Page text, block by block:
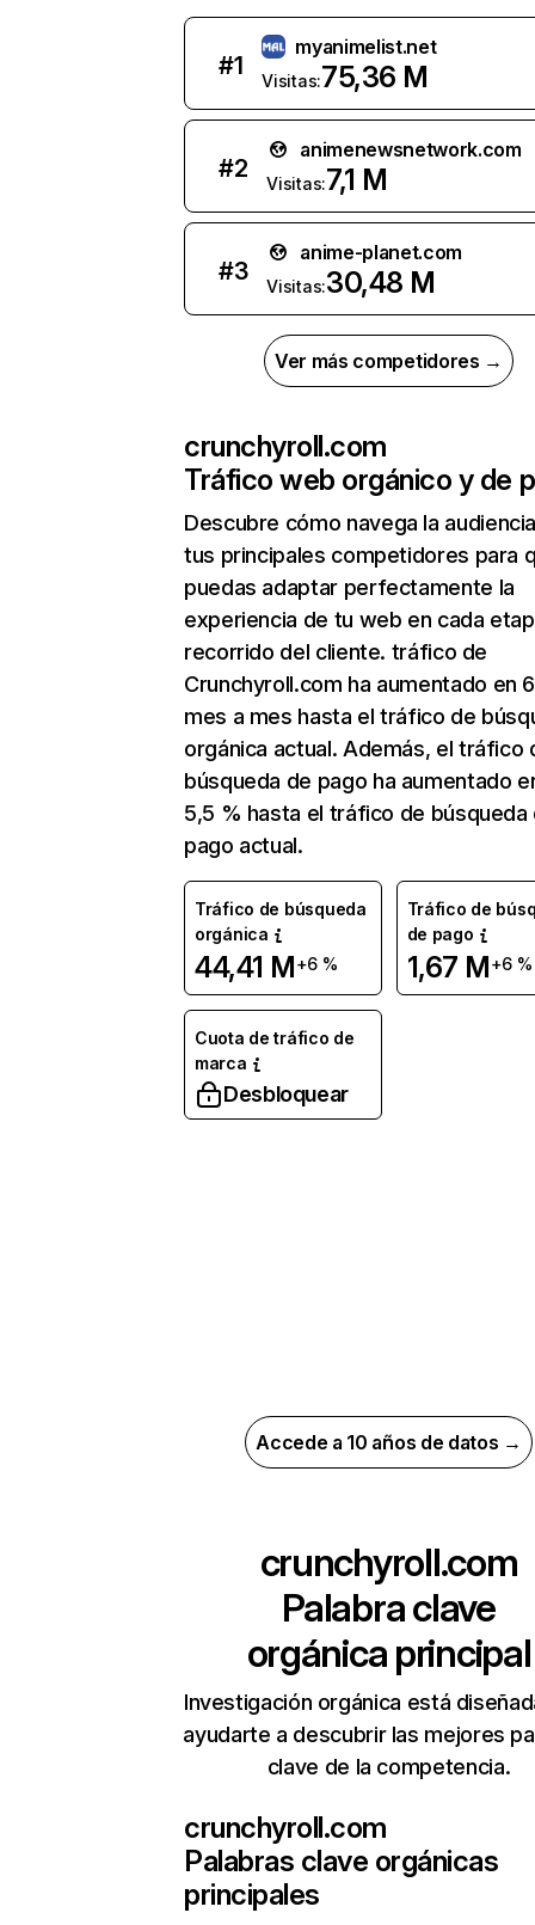
#1
myanimelist.net
Visitas:75,36 M
#2
animenewsnetwork.com
Visitas:7,1 M
#3
anime-planet.com
Visitas:30,48 M
Ver más competidores →
crunchyroll.com
Tráfico web orgánico y de
Descubre cómo navega la
tus principales competidores para
puedas adaptar perfectamente la
experiencia de tu web en cada
recorrido del cliente. tráfico de
Crunchyroll.com ha aumentado en
mes a mes hasta el tráfico de
orgánica actual. Además, el tráfico
búsqueda de pago ha aumentado
5,5 % hasta el tráfico de búsqueda
pago actual.
Tráfico de búsqueda
orgánica
44,41 M+6 %
Tráfico de
de pago
1,67 M+6 %
Cuota de tráfico de
marca
Desbloquear
Accede a 10 años de datos →
crunchyroll.com
Palabra clave
orgánica principal
Investigación orgánica está
ayudarte a descubrir las mejores
clave de la competencia.
crunchyroll.com
Palabras clave orgánicas
principales